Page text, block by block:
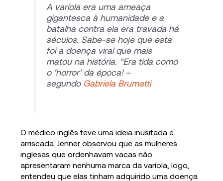
A varíola era uma ameaça
gigantesca à humanidade e a
batalha contra ela era travada há
séculos. Sabe-se hoje que esta
foi a doença viral que mais
matou na história. “Era tida como
o ‘horror’ da época! –
segundo Gabriela Brumatti
O médico inglês teve uma ideia inusitada e
arriscada. Jenner observou que as mulheres
inglesas que ordenhavam vacas não
apresentaram nenhuma marca da varíola, logo,
entendeu que elas tinham adquirido uma doença